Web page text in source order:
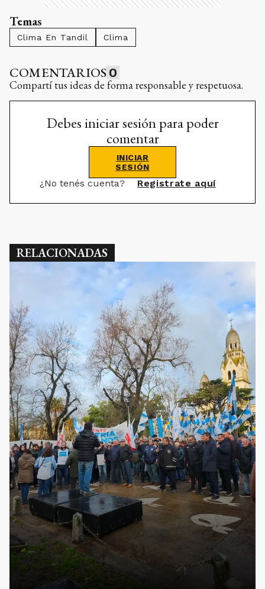
Temas
Clima En Tandil Clima
COMENTARIOS 0
Compartí tus ideas de forma responsable y respetuosa.
Debes iniciar sesión para poder
comentar
INICIAR
SESIÓN
¿No tenés cuenta? Registrate aquí
RELACIONADAS